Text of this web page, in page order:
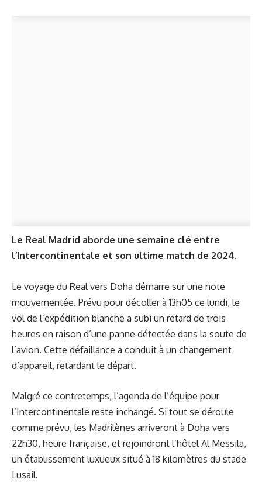
Le Real Madrid aborde une semaine clé entre
l’Intercontinentale et son ultime match de 2024.
Le voyage du Real vers Doha démarre sur une note
mouvementée. Prévu pour décoller à 13h05 ce lundi, le
vol de l’expédition blanche a subi un retard de trois
heures en raison d’une panne détectée dans la soute de
l’avion. Cette défaillance a conduit à un changement
d’appareil, retardant le départ.
Malgré ce contretemps, l’agenda de l’équipe pour
l’Intercontinentale reste inchangé. Si tout se déroule
comme prévu, les Madrilènes arriveront à Doha vers
22h30, heure française, et rejoindront l’hôtel Al Messila,
un établissement luxueux situé à 18 kilomètres du stade
Lusail.